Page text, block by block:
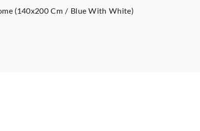
(140x200 Cm / Blue With White)